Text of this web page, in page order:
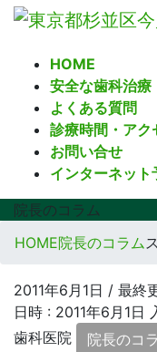
HOME
安全な歯科治療
よくある質問
診療時間・アク
お問い合せ
インターネット
院長のコラム
HOME院長のコラム
2011年6月1日 / 最終
日時 : 2011年6月1日
歯科医院
院長のコ